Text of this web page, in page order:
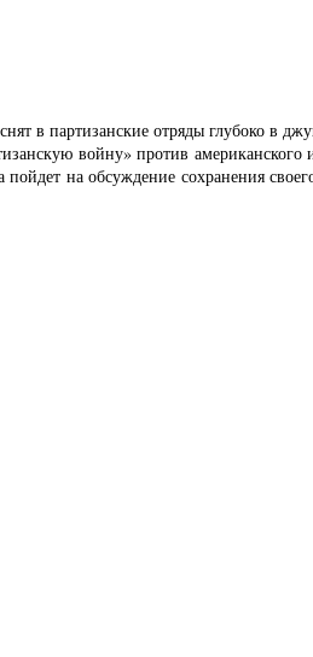
в партизанские отряды глубоко в
войну» против
на обсуждение сохранения